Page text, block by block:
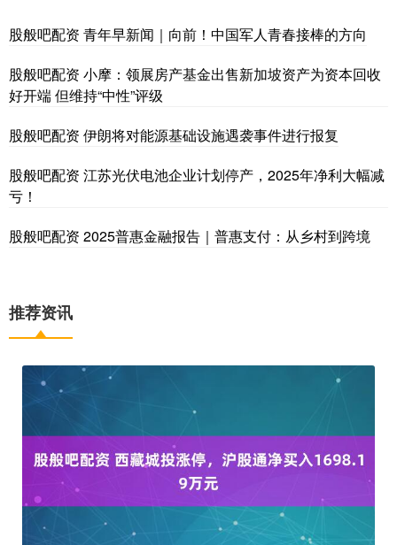
股般吧配资 青年早新闻｜向前！中国军人青春接棒的方向
股般吧配资 小摩：领展房产基金出售新加坡资产为资本回收
好开端 但维持“中性”评级
股般吧配资 伊朗将对能源基础设施遇袭事件进行报复
股般吧配资 江苏光伏电池企业计划停产，2025年净利大幅减
亏！
股般吧配资 2025普惠金融报告｜普惠支付：从乡村到跨境
推荐资讯